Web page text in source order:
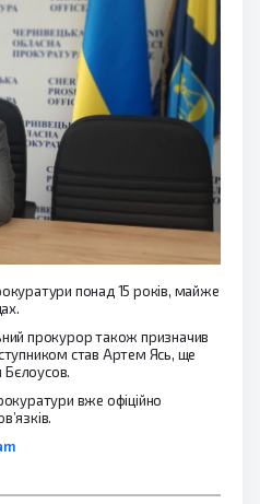
понад 15 років, майже
прокурор також призначив
став Артем Ясь, ще
вже офіційно